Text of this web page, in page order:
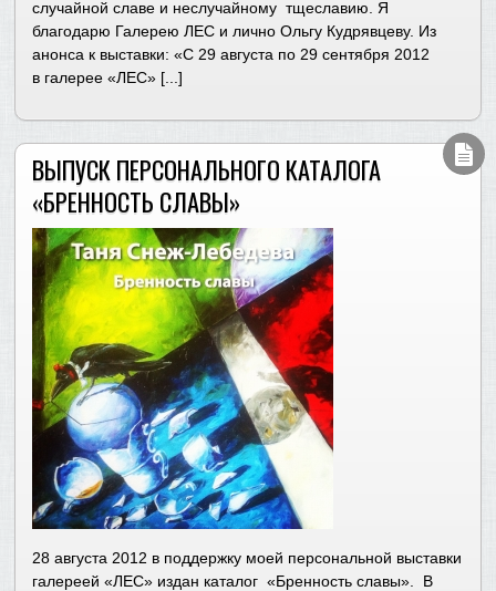
случайной славе и неслучайному тщеславию. Я
благодарю Галерею ЛЕС и лично Ольгу Кудрявцеву. Из
анонса к выставки: «С 29 августа по 29 сентября 2012
в галерее «ЛЕС» [...]
ВЫПУСК ПЕРСОНАЛЬНОГО КАТАЛОГА
«БРЕННОСТЬ СЛАВЫ»
28 августа 2012 в поддержку моей персональной выставки
галереей «ЛЕС» издан каталог «Бренность славы». В